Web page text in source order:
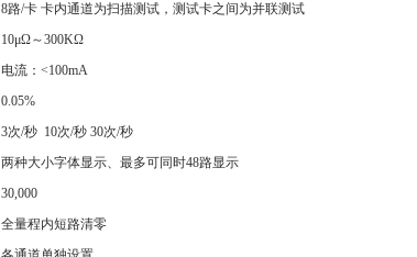
8路/卡 卡内通道为扫描测试，测试卡之间为并联测试
10μΩ～300KΩ
电流：<100mA
0.05%
3次/秒 10次/秒 30次/秒
两种大小字体显示、最多可同时48路显示
30,000
全量程内短路清零